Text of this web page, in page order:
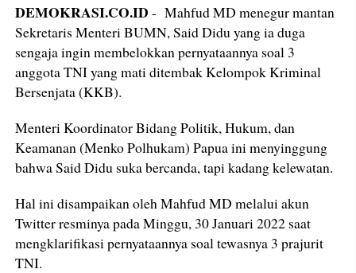
DEMOKRASI.CO.ID - Mahfud MD menegur mantan
Sekretaris Menteri BUMN, Said Didu yang ia duga
sengaja ingin membelokkan pernyataannya soal 3
anggota TNI yang mati ditembak Kelompok Kriminal
Bersenjata (KKB).
Menteri Koordinator Bidang Politik, Hukum, dan
Keamanan (Menko Polhukam) Papua ini menyinggung
bahwa Said Didu suka bercanda, tapi kadang kelewatan.
Hal ini disampaikan oleh Mahfud MD melalui akun
Twitter resminya pada Minggu, 30 Januari 2022 saat
mengklarifikasi pernyataannya soal tewasnya 3 prajurit
TNI.